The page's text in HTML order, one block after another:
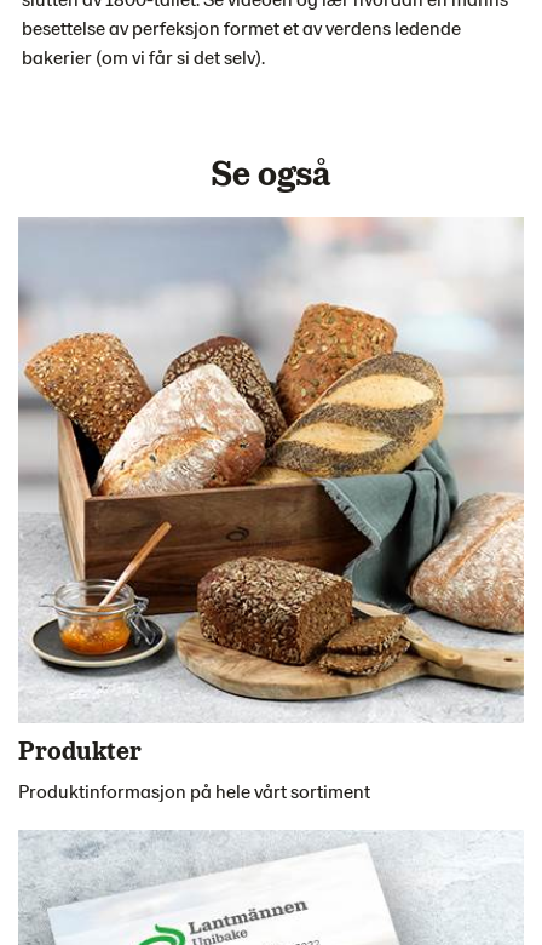
besettelse av perfeksjon formet et av verdens ledende
bakerier (om vi får si det selv).
Se også
Produkter
Produktinformasjon på hele vårt sortiment